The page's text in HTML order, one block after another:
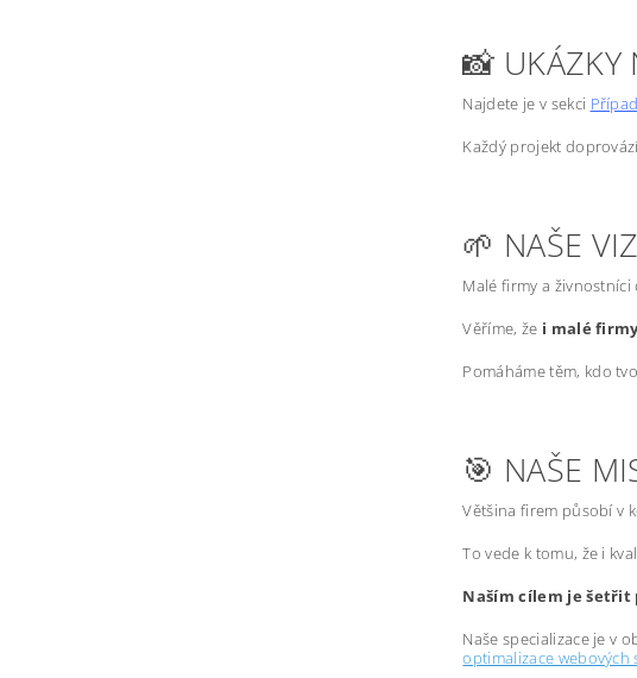
📸 UKÁZKY
Najdete je v sekci
Každý projekt
🌱 NAŠE
Malé firmy a
Věříme, že i malé
Pomáháme těm, kdo
🎯 NAŠE
Většina firem působí v
To vede k tomu, že i
Naším cílem je šetřit
Naše specializace je v
optimalizace webových